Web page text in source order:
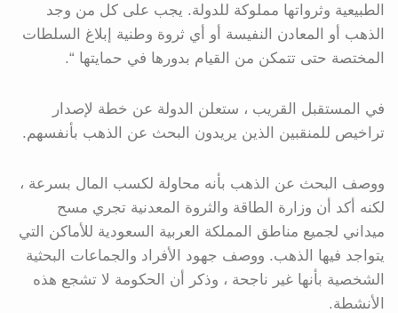
الطبيعية وثرواتها مملوكة للدولة. يجب على كل من وجد
الذهب أو المعادن النفيسة أو أي ثروة وطنية إبلاغ السلطات
المختصة حتى تتمكن من القيام بدورها في حمايتها “.
في المستقبل القريب ، ستعلن الدولة عن خطة لإصدار
تراخيص للمنقبين الذين يريدون البحث عن الذهب بأنفسهم.
ووصف البحث عن الذهب بأنه محاولة لكسب المال بسرعة ،
لكنه أكد أن وزارة الطاقة والثروة المعدنية تجري مسح
ميداني لجميع مناطق المملكة العربية السعودية للأماكن التي
يتواجد فيها الذهب. ووصف جهود الأفراد والجماعات البحثية
الشخصية بأنها غير ناجحة ، وذكر أن الحكومة لا تشجع هذه
الأنشطة.